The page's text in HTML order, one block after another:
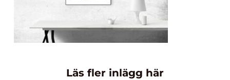
Läs fler inlägg här